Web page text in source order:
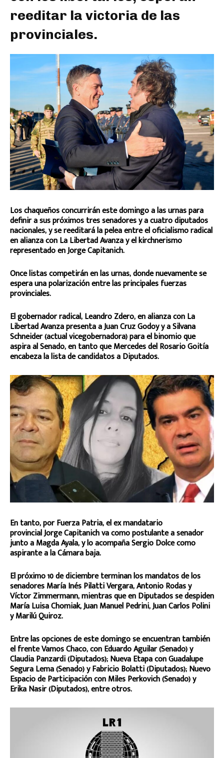
reeditar la victoria de las
provinciales.
Los chaqueños concurrirán este domingo a las urnas para
definir a sus próximos tres senadores y a cuatro diputados
nacionales, y se reeditará la pelea entre el oficialismo radical
en alianza con La Libertad Avanza y el kirchnerismo
representado en Jorge Capitanich.
Once listas competirán en las urnas, donde nuevamente se
espera una polarización entre las principales fuerzas
provinciales.
El gobernador radical, Leandro Zdero, en alianza con La
Libertad Avanza presenta a Juan Cruz Godoy y a Silvana
Schneider (actual vicegobernadora) para el binomio que
aspira al Senado, en tanto que Mercedes del Rosario Goitía
encabeza la lista de candidatos a Diputados.
En tanto, por Fuerza Patria, el ex mandatario
provincial Jorge Capitanich va como postulante a senador
junto a Magda Ayala, y lo acompaña Sergio Dolce como
aspirante a la Cámara baja.
El próximo 10 de diciembre terminan los mandatos de los
senadores María Inés Pilatti Vergara, Antonio Rodas y
Víctor Zimmermann, mientras que en Diputados se despiden
María Luisa Chomiak, Juan Manuel Pedrini, Juan Carlos Polini
y Marilú Quiroz.
Entre las opciones de este domingo se encuentran también
el frente Vamos Chaco, con Eduardo Aguilar (Senado) y
Claudia Panzardi (Diputados); Nueva Etapa con Guadalupe
Segura Lema (Senado) y Fabricio Bolatti (Diputados); Nuevo
Espacio de Participación con Miles Perkovich (Senado) y
Erika Nasir (Diputados), entre otros.